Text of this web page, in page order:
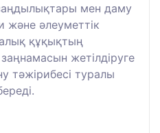
мен даму
және әлеуметтік
құқықтың
жетілдіруге
тәжірибесі туралы